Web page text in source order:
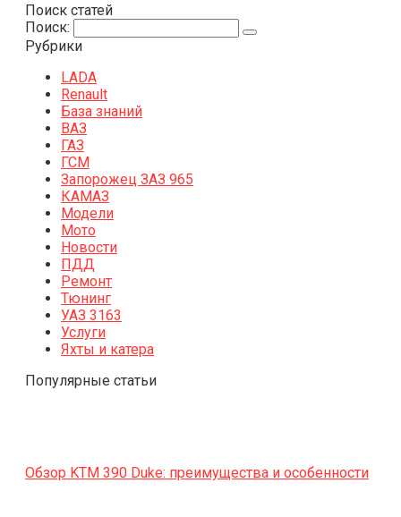
Поиск статей
Поиск:
Рубрики
LADA
Renault
База знаний
ВАЗ
ГАЗ
ГСМ
Запорожец ЗАЗ 965
КАМАЗ
Модели
Мото
Новости
ПДД
Ремонт
Тюнинг
УАЗ 3163
Услуги
Яхты и катера
Популярные статьи
Обзор KTM 390 Duke: преимущества и особенности